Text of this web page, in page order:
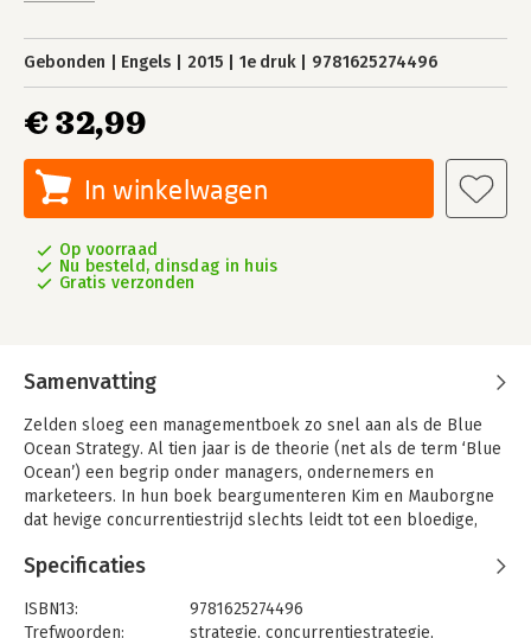
Gebonden Engels 2015 1e druk 9781625274496
€ 32,99
In winkelwagen
Op voorraad
Nu besteld, dinsdag in huis
Gratis verzonden
Samenvatting
Zelden sloeg een managementboek zo snel aan als de Blue
Ocean Strategy. Al tien jaar is de theorie (net als de term ‘Blue
Ocean’) een begrip onder managers, ondernemers en
marketeers. In hun boek beargumenteren Kim en Mauborgne
dat hevige concurrentiestrijd slechts leidt tot een bloedige,
winstmarge. Gebaseerd op een uitgebreide studie onder 150
nieuwe, onontgonnen markt: de blauwe oceaan.
Specificaties
ISBN13:
9781625274496
Trefwoorden:
strategie, concurrentiestrategie,